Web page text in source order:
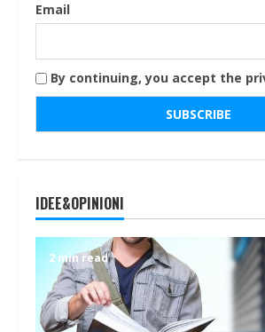
Email
By continuing, you accept the
IDEE&OPINIONI
2 min read